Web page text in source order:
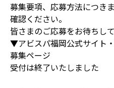
募集要項、応募方法につき
確認ください。
皆さまのご応募をお待ちして
▼アビスパ福岡公式サイト
募集ページ
受付は終了いたしました